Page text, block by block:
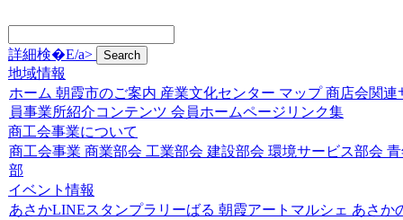
詳細検�E/a>
地域情報
ホーム 朝霞市のご案内 産業文化センター マップ 商店会関連
員事業所紹介コンテンツ 会員ホームページリンク集
商工会事業について
商工会事業 商業部会 工業部会 建設部会 環境サービス部会
部
イベント情報
あさかLINEスタンプラリーばる 朝霞アートマルシェ あさか